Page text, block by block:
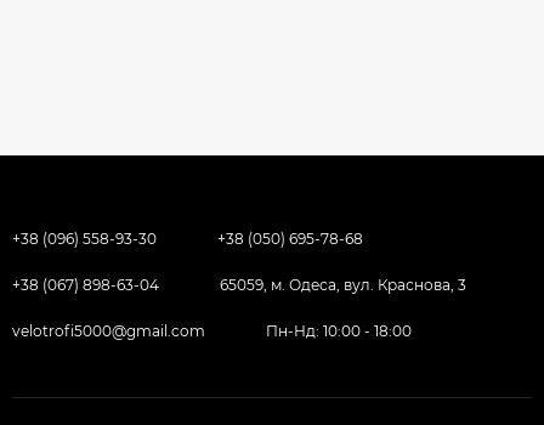
+38 (096) 558-93-30 +38 (050) 695-78-68
+38 (067) 898-63-04 65059, м. Одеса, вул. Краснова, 3
velotrofi5000@gmail.com Пн-Нд: 10:00 - 18:00